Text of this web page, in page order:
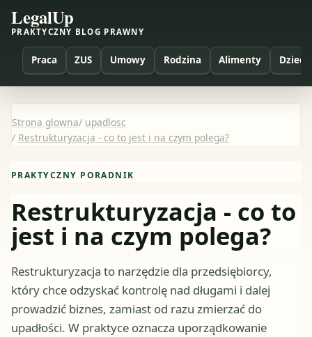
LegalUp
PRAKTYCZNY BLOG PRAWNY
Praca ZUS Umowy Rodzina Alimenty Dzieci
Strona glowna/ upadlosc
/ Restrukturyzacja - co to jest i na czym polega?
PRAKTYCZNY PORADNIK
Restrukturyzacja - co to
jest i na czym polega?
Restrukturyzacja to narzędzie dla przedsiębiorcy,
który chce odzyskać kontrolę nad długami i dalej
prowadzić biznes, zamiast od razu zmierzać do
upadłości. W praktyce oznacza uporządkowanie